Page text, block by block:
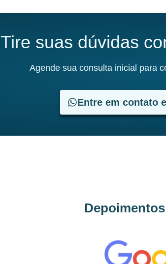
Tire suas dúvidas
Agende sua consulta inicial para
Entre em contato